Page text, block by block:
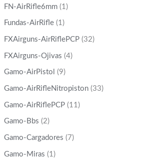
FN-AirRifle6mm (1)
Fundas-AirRifle (1)
FXAirguns-AirRiflePCP (32)
FXAirguns-Ojivas (4)
Gamo-AirPistol (9)
Gamo-AirRifleNitropiston (33)
Gamo-AirRiflePCP (11)
Gamo-Bbs (2)
Gamo-Cargadores (7)
Gamo-Miras (1)